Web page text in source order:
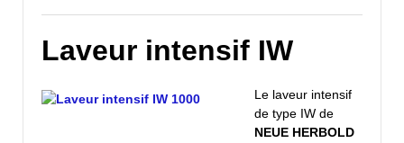
Laveur intensif IW
Le laveur intensif
de type IW de
NEUE HERBOLD